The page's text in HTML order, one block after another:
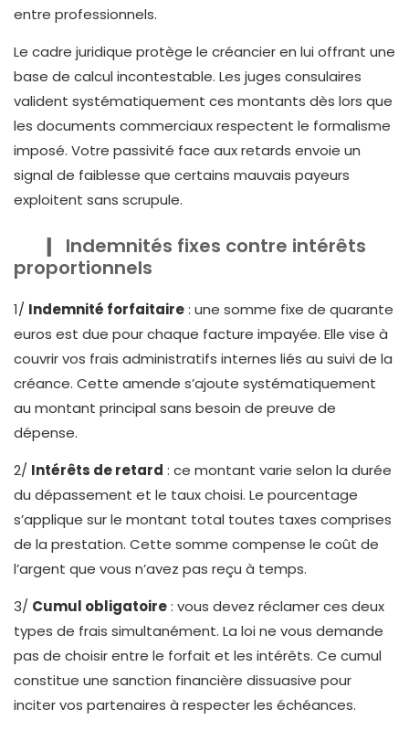
entre professionnels.
Le cadre juridique protège le créancier en lui offrant une
base de calcul incontestable. Les juges consulaires
valident systématiquement ces montants dès lors que
les documents commerciaux respectent le formalisme
imposé. Votre passivité face aux retards envoie un
signal de faiblesse que certains mauvais payeurs
exploitent sans scrupule.
Indemnités fixes contre intérêts
proportionnels
1/ Indemnité forfaitaire: une somme fixe de quarante
euros est due pour chaque facture impayée. Elle vise à
couvrir vos frais administratifs internes liés au suivi de la
créance. Cette amende s’ajoute systématiquement
au montant principal sans besoin de preuve de
dépense.
2/ Intérêts de retard : ce montant varie selon la durée
du dépassement et le taux choisi. Le pourcentage
s’applique sur le montant total toutes taxes comprises
de la prestation. Cette somme compense le coût de
l’argent que vous n’avez pas reçu à temps.
3/ Cumul obligatoire: vous devez réclamer ces deux
types de frais simultanément. La loi ne vous demande
pas de choisir entre le forfait et les intérêts. Ce cumul
constitue une sanction financière dissuasive pour
inciter vos partenaires à respecter les échéances.